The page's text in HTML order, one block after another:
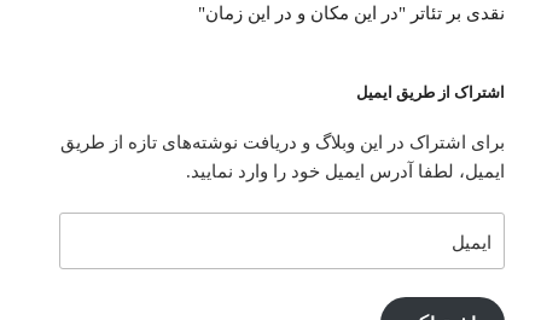
نقدی بر تئاتر "در این مکان و در این زمان"
اشتراک از طریق ایمیل
برای اشتراک در این وبلاگ و دریافت نوشته‌های تازه از طریق
ایمیل، لطفا آدرس ایمیل خود را وارد نمایید.